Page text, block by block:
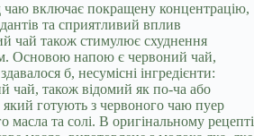
чаю включає покращену концентрацію,
та сприятливий вплив
чай також стимулює схуднення
Основою напою є червоний чай,
б, несумісні інгредієнти:
чай, також відомий як по-ча або
готують з червоного чаю пуер
масла та солі. В оригінальному рецепті